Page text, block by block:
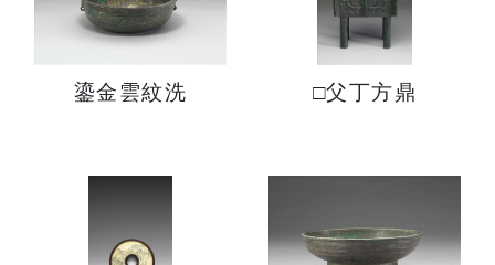
鎏金雲紋洗 □父丁方鼎